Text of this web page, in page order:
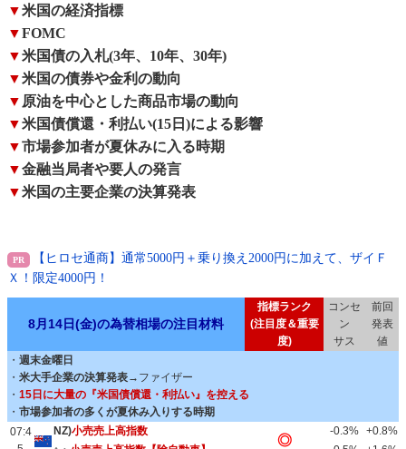
▼米国の経済指標
▼FOMC
▼米国債の入札(3年、10年、30年)
▼米国の債券や金利の動向
▼ 原油を中心とした商品市場の動向
▼米国債償還・利払い(15日)による影響
▼市場参加者が夏休みに入る時期
▼金融当局者や要人の発言
▼米国の主要企業の決算発表
【ヒロセ通商】通常5000円＋乗り換え2000円に加えて、ザイＦ
Ｘ！限定4000円！
8月14日(金)の為替相場の注目材料
指標ランク
(注目度＆重要
度)
コンセ
ン
サス
前回
発表
値
・ 週末金曜日
・ 米大手企業の決算発表→ ファイザー
・ 15日に大量の『米国債償還・利払い』を控える
・ 市場参加者の多くが夏休み入りする時期
07:4
NZ)小売売上高指数
◎
-0.3% +0.8%